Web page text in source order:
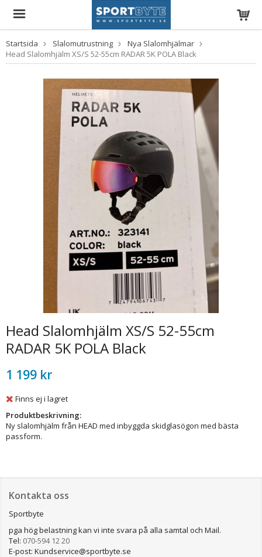
Startsida Slalomutrustning
Nya Slalomhjälmar
Head Slalomhjälm XS/S 52-55cm RADAR 5K POLA Black
Head Slalomhjälm XS/S 52-55cm
RADAR 5K POLA Black
1 199 kr
Finns ej i lagret
Produktbeskrivning:
Ny slalomhjälm från HEAD med inbyggda skidglasögon med bästa
passform.
Kontakta oss
Sportbyte
pga hög belastning kan vi inte svara på alla samtal och Mail.
Tel: 070-594 12 20
E-post: Kundservice@sportbyte.se